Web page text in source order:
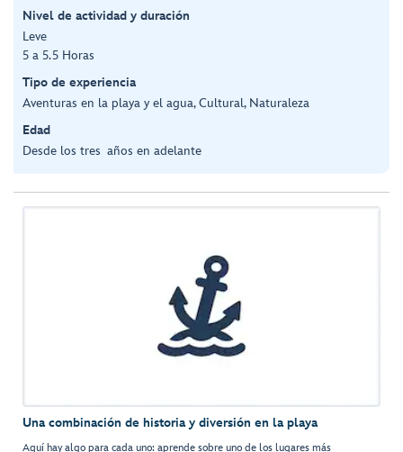
Nivel de actividad y duración
Leve
5 a 5.5 Horas
Tipo de experiencia
Aventuras en la playa y el agua, Cultural, Naturaleza
Edad
Desde los tres años en adelante
Una combinación de historia y diversión en la playa
Aquí hay algo para cada uno: aprende sobre uno de los lugares más